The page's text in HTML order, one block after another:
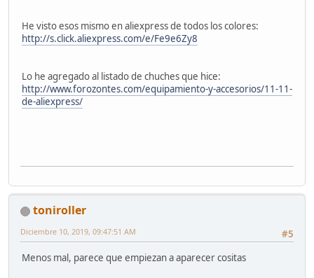
He visto esos mismo en aliexpress de todos los colores:
http://s.click.aliexpress.com/e/Fe9e6Zy8
Lo he agregado al listado de chuches que hice:
http://www.forozontes.com/equipamiento-y-accesorios/11-11-
de-aliexpress/
toniroller
#5
Diciembre 10, 2019, 09:47:51 AM
Menos mal, parece que empiezan a aparecer cositas